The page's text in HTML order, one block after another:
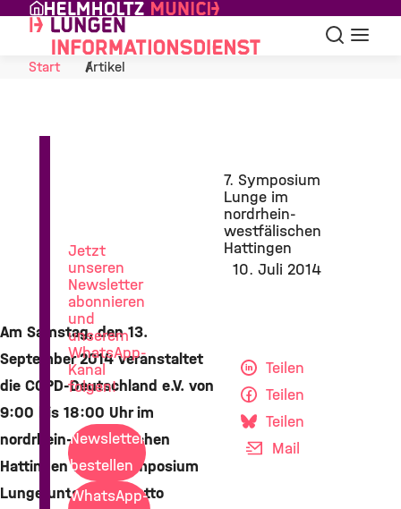
Skip to Content
Suche
Start
Artikel
7. Symposium
Lunge im
nordrhein-
westfälischen
Hattingen
10. Juli 2014
Am Samstag, den 13.
September 2014 veranstaltet
die COPD-Deutschland e.V. von
9:00 bis 18:00 Uhr im
nordrhein-westfälischen
Hattingen das 7. Symposium
Lunge unter dem Motto
Teilen
Teilen
Teilen
Mail
Jetzt
unseren
Newsletter
abonnieren
und
unserem
WhatsApp-
Kanal
folgen!
Newsletter
bestellen
WhatsApp-